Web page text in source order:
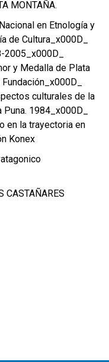
MONTAÑA.
en Etnología y
de Cultura_x000D_
y Medalla de Plata
culturales de la
1984_x000D_
en la trayectoria en
Konex
CASTAÑARES